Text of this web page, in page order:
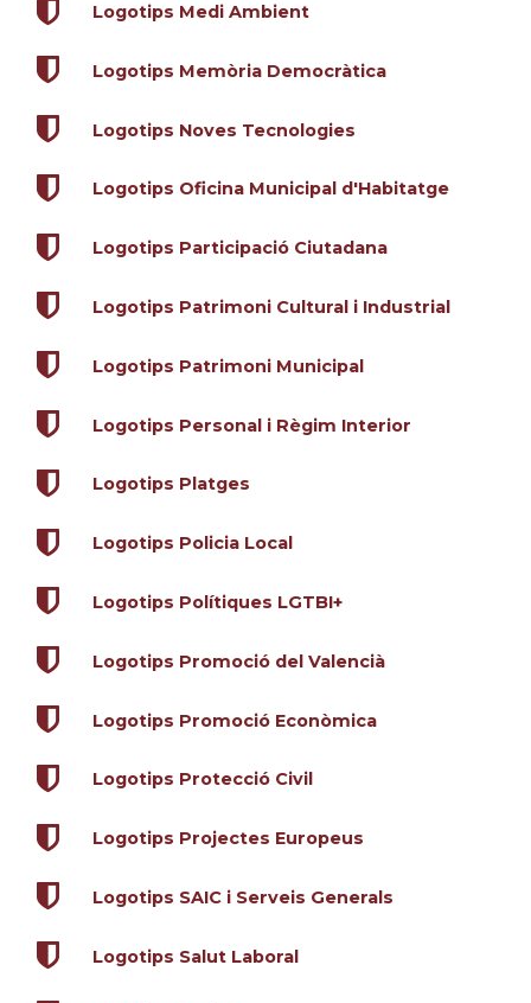
Logotips Medi Ambient
Logotips Memòria Democràtica
Logotips Noves Tecnologies
Logotips Oficina Municipal d'Habitatge
Logotips Participació Ciutadana
Logotips Patrimoni Cultural i Industrial
Logotips Patrimoni Municipal
Logotips Personal i Règim Interior
Logotips Platges
Logotips Policia Local
Logotips Polítiques LGTBI+
Logotips Promoció del Valencià
Logotips Promoció Econòmica
Logotips Protecció Civil
Logotips Projectes Europeus
Logotips SAIC i Serveis Generals
Logotips Salut Laboral